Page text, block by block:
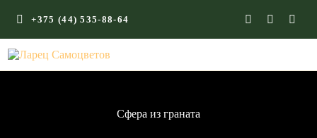
+375 (44) 535-88-64
Сфера из граната
ГЛАВНАЯ
ЭНЕРГИЯ ФОРМ